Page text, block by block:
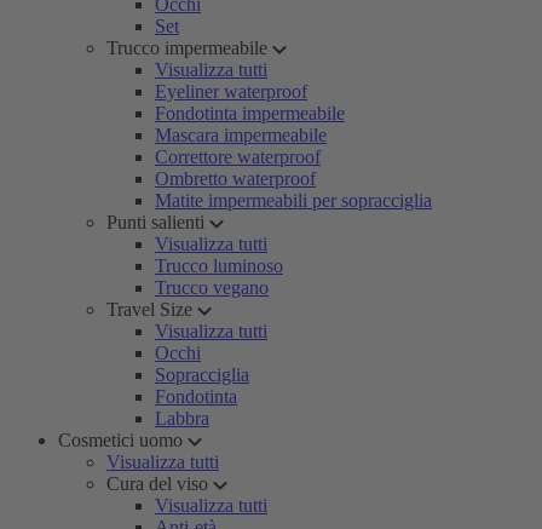
Occhi
Set
Trucco impermeabile
Visualizza tutti
Eyeliner waterproof
Fondotinta impermeabile
Mascara impermeabile
Correttore waterproof
Ombretto waterproof
Matite impermeabili per sopracciglia
Punti salienti
Visualizza tutti
Trucco luminoso
Trucco vegano
Travel Size
Visualizza tutti
Occhi
Sopracciglia
Fondotinta
Labbra
Cosmetici uomo
Visualizza tutti
Cura del viso
Visualizza tutti